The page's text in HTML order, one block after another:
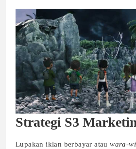
Strategi S3
Lupakan iklan berbayar atauwara-